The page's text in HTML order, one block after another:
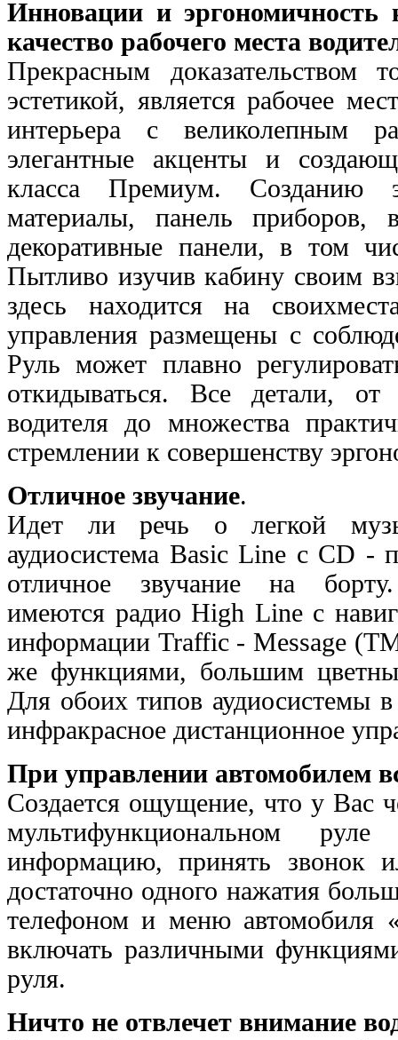
Инновации и
качество рабочего места
Прекрасным доказательством
эстетикой, является рабочее
интерьера с великолепным
элегантные акценты и
класса Премиум. Созданию
материалы, панель приборов,
декоративные панели, в том
Пытливо изучив кабину своим
здесь находится на
управления размещены с
Руль может плавно
откидываться. Все детали,
водителя до множества
стремлении к совершенству
Отличное звучание.
Идет ли речь о легкой
аудиосистема Basic Line с CD -
отличное звучание на
имеются радио High Line с
информации Traffic - Message
же функциями, большим
Для обоих типов аудиосистемы в
инфракрасное дистанционное
При управлении автомобилем
Создается ощущение, что у Вас
мультифункциональном
информацию, принять звонок
достаточно одного нажатия
телефоном и меню автомобиля
включать различными
руля.
Ничто не отвлечет внимание